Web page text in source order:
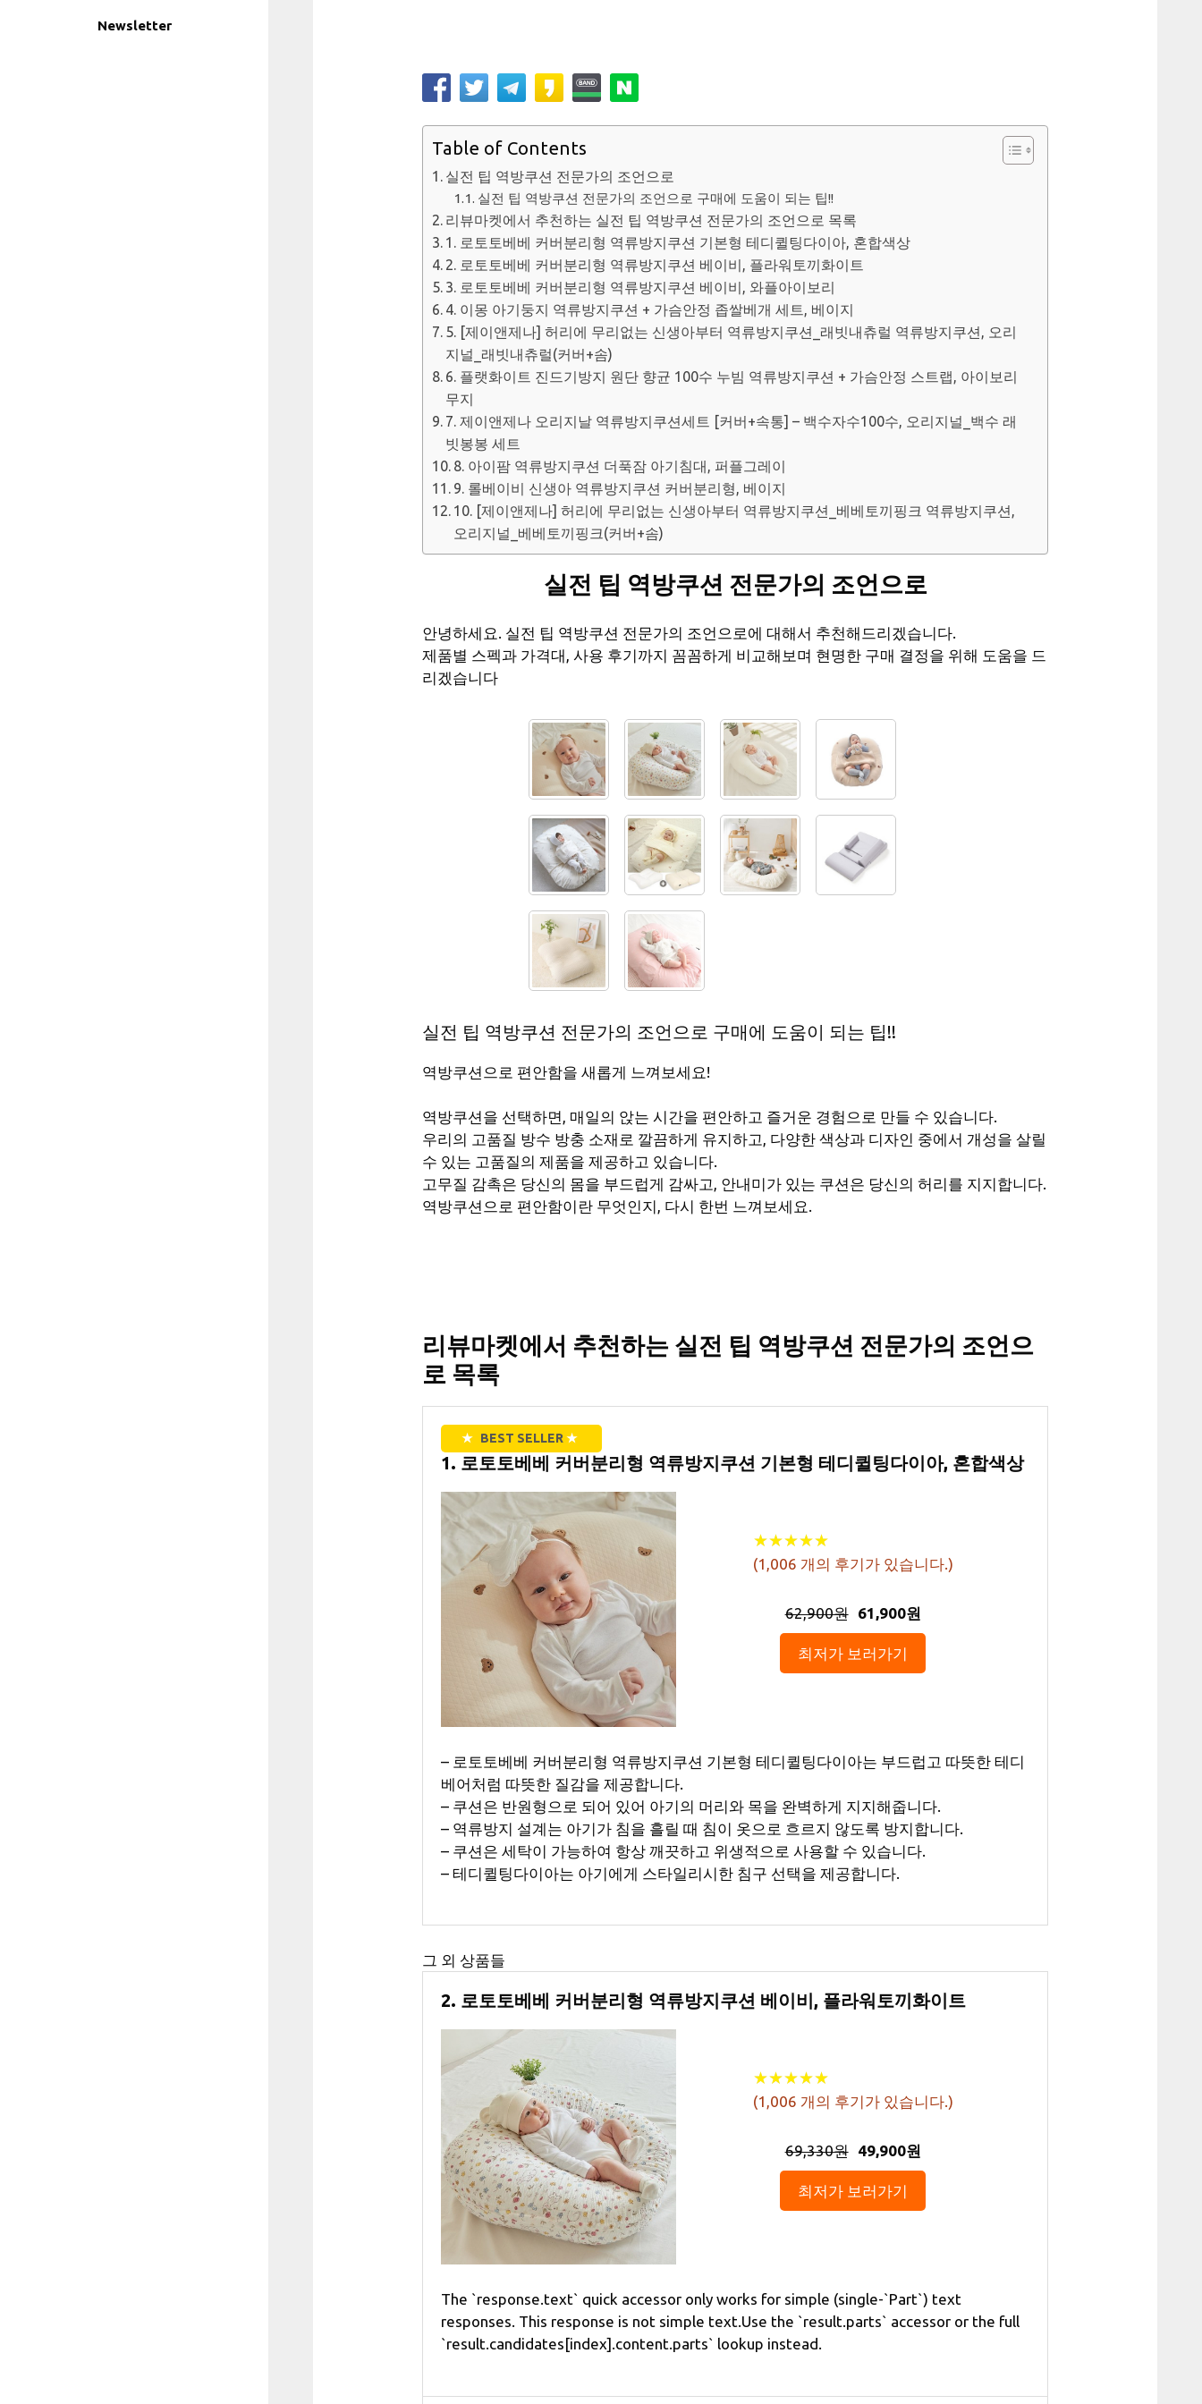
Newsletter
Table of Contents
실전 팁 역방쿠션 전문가의 조언으로
실전 팁 역방쿠션 전문가의 조언으로 구매에 도움이 되는 팁!!
리뷰마켓에서 추천하는 실전 팁 역방쿠션 전문가의 조언으로 목록
1. 로토토베베 커버분리형 역류방지쿠션 기본형 테디퀼팅다이아, 혼합색상
2. 로토토베베 커버분리형 역류방지쿠션 베이비, 플라워토끼화이트
3. 로토토베베 커버분리형 역류방지쿠션 베이비, 와플아이보리
4. 이몽 아기둥지 역류방지쿠션 + 가슴안정 좁쌀베개 세트, 베이지
5. [제이앤제나] 허리에 무리없는 신생아부터 역류방지쿠션_래빗내츄럴 역류방지쿠션, 오리
지널_래빗내츄럴(커버+솜)
6. 플랫화이트 진드기방지 원단 향균 100수 누빔 역류방지쿠션 + 가슴안정 스트랩, 아이보리
무지
7. 제이앤제나 오리지날 역류방지쿠션세트 [커버+속통] – 백수자수100수, 오리지널_백수 래
빗봉봉 세트
8. 아이팜 역류방지쿠션 더푹잠 아기침대, 퍼플그레이
9. 롤베이비 신생아 역류방지쿠션 커버분리형, 베이지
10. [제이앤제나] 허리에 무리없는 신생아부터 역류방지쿠션_베베토끼핑크 역류방지쿠션,
오리지널_베베토끼핑크(커버+솜)
실전 팁 역방쿠션 전문가의 조언으로
안녕하세요. 실전 팁 역방쿠션 전문가의 조언으로에 대해서 추천해드리겠습니다.
제품별 스펙과 가격대, 사용 후기까지 꼼꼼하게 비교해보며 현명한 구매 결정을 위해 도움을 드
리겠습니다
실전 팁 역방쿠션 전문가의 조언으로 구매에 도움이 되는 팁!!
역방쿠션으로 편안함을 새롭게 느껴보세요!
역방쿠션을 선택하면, 매일의 앉는 시간을 편안하고 즐거운 경험으로 만들 수 있습니다.
우리의 고품질 방수 방충 소재로 깔끔하게 유지하고, 다양한 색상과 디자인 중에서 개성을 살릴
수 있는 고품질의 제품을 제공하고 있습니다.
고무질 감촉은 당신의 몸을 부드럽게 감싸고, 안내미가 있는 쿠션은 당신의 허리를 지지합니다.
역방쿠션으로 편안함이란 무엇인지, 다시 한번 느껴보세요.
리뷰마켓에서 추천하는 실전 팁 역방쿠션 전문가의 조언으
로 목록
★ BEST SELLER ★
1. 로토토베베 커버분리형 역류방지쿠션 기본형 테디퀼팅다이아, 혼합색상
★★★★★
★★★★★
(1,006 개의 후기가 있습니다.)
62,900원 61,900원
최저가 보러가기
– 로토토베베 커버분리형 역류방지쿠션 기본형 테디퀼팅다이아는 부드럽고 따뜻한 테디
베어처럼 따뜻한 질감을 제공합니다.
– 쿠션은 반원형으로 되어 있어 아기의 머리와 목을 완벽하게 지지해줍니다.
– 역류방지 설계는 아기가 침을 흘릴 때 침이 옷으로 흐르지 않도록 방지합니다.
– 쿠션은 세탁이 가능하여 항상 깨끗하고 위생적으로 사용할 수 있습니다.
– 테디퀼팅다이아는 아기에게 스타일리시한 침구 선택을 제공합니다.
그 외 상품들
2. 로토토베베 커버분리형 역류방지쿠션 베이비, 플라워토끼화이트
★★★★★
★★★★★
(1,006 개의 후기가 있습니다.)
69,330원 49,900원
최저가 보러가기
The `response.text` quick accessor only works for simple (single-`Part`) text
responses. This response is not simple text.Use the `result.parts` accessor or the full
`result.candidates[index].content.parts` lookup instead.